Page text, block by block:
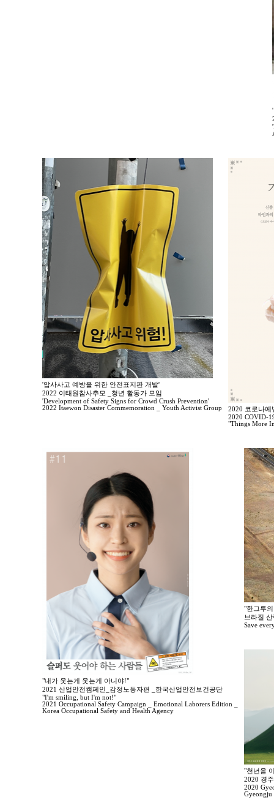
'압사사고 예방을 위한 안전표지판 개발'
2022 이태원참사추모 _청년 활동가 모임
'Development of Safety Signs for Crowd Crush Prevention'
2022 Itaewon Disaster Commemoration _ Youth Activist Group
2020 코로나예
2020 COVID-
"Things More
"내가 웃는게 웃는게 아니야!"
2021 산업안전캠페인_감정노동자편 _한국산업안전보건공단
"I'm smiling, but I'm not!"
2021 Occupational Safety Campaign _ Emotional Laborers Edition _
Korea Occupational Safety and Health Agency
"한그루
브라질
Save
"천년을
2020 경
2020
Gyeongju